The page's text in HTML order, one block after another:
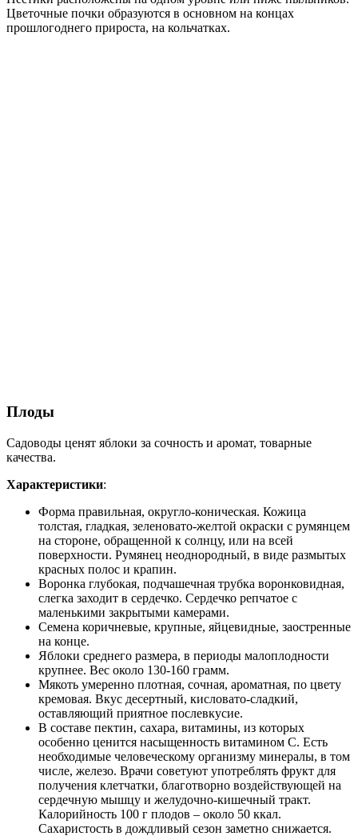
Цветочные почки образуются в основном на концах
прошлогоднего прироста, на кольчатках.
Плоды
Садоводы ценят яблоки за сочность и аромат, товарные
качества.
Характеристики:
Форма правильная, округло-коническая. Кожица
толстая, гладкая, зеленовато-желтой окраски с румянцем
на стороне, обращенной к солнцу, или на всей
поверхности. Румянец неоднородный, в виде размытых
красных полос и крапин.
Воронка глубокая, подчашечная трубка воронковидная,
слегка заходит в сердечко. Сердечко репчатое с
маленькими закрытыми камерами.
Семена коричневые, крупные, яйцевидные, заостренные
на конце.
Яблоки среднего размера, в периоды малоплодности
крупнее. Вес около 130-160 грамм.
Мякоть умеренно плотная, сочная, ароматная, по цвету
кремовая. Вкус десертный, кисловато-сладкий,
оставляющий приятное послевкусие.
В составе пектин, сахара, витамины, из которых
особенно ценится насыщенность витамином С. Есть
необходимые человеческому организму минералы, в том
числе, железо. Врачи советуют употреблять фрукт для
получения клетчатки, благотворно воздействующей на
сердечную мышцу и желудочно-кишечный тракт.
Калорийность 100 г плодов – около 50 ккал.
Сахаристость в дождливый сезон заметно снижается.